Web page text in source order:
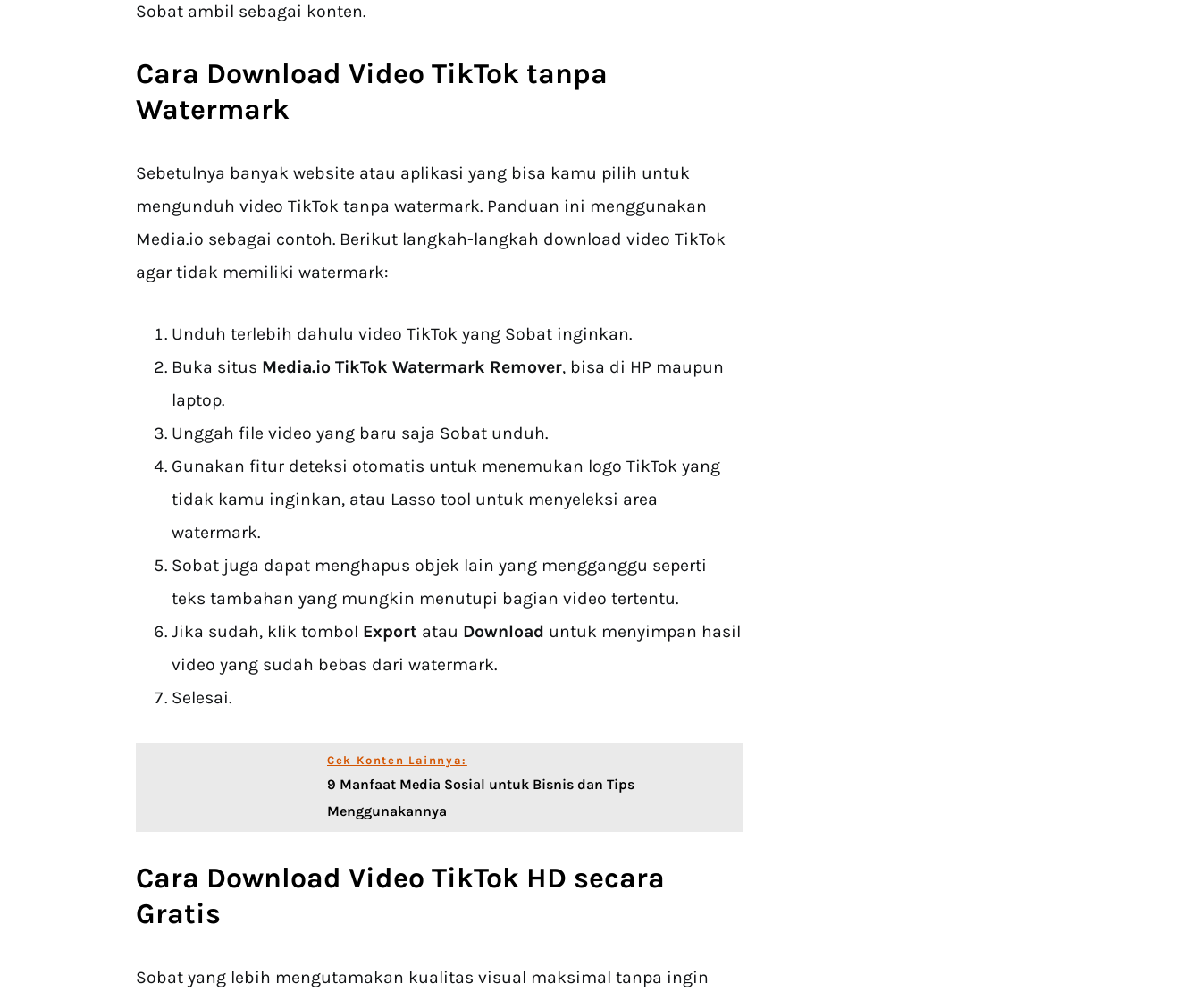
Sobat ambil sebagai konten.
Cara Download Video TikTok tanpa
Watermark
Sebetulnya banyak website atau aplikasi yang bisa kamu pilih untuk
mengunduh video TikTok tanpa watermark. Panduan ini menggunakan
Media.io sebagai contoh. Berikut langkah-langkah download video TikTok
agar tidak memiliki watermark:
Unduh terlebih dahulu video TikTok yang Sobat inginkan.
Buka situs Media.io TikTok Watermark Remover, bisa di HP maupun
laptop.
Unggah file video yang baru saja Sobat unduh.
Gunakan fitur deteksi otomatis untuk menemukan logo TikTok yang
tidak kamu inginkan, atau Lasso tool untuk menyeleksi area
watermark.
Sobat juga dapat menghapus objek lain yang mengganggu seperti
teks tambahan yang mungkin menutupi bagian video tertentu.
Jika sudah, klik tombol Export atau Download untuk menyimpan hasil
video yang sudah bebas dari watermark.
Selesai.
Cek Konten Lainnya:
9 Manfaat Media Sosial untuk Bisnis dan Tips
Menggunakannya
Cara Download Video TikTok HD secara
Gratis
Sobat yang lebih mengutamakan kualitas visual maksimal tanpa ingin